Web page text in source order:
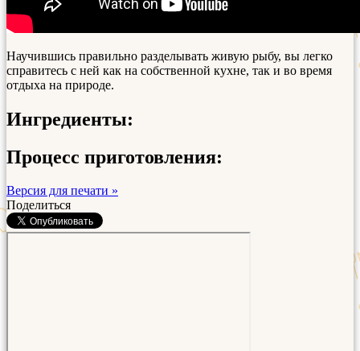
Научившись правильно разделывать живую рыбу, вы легко
справитесь с ней как на собственной кухне, так и во время
отдыха на природе.
Ингредиенты:
Процесс приготовления:
Версия для печати »
Поделиться